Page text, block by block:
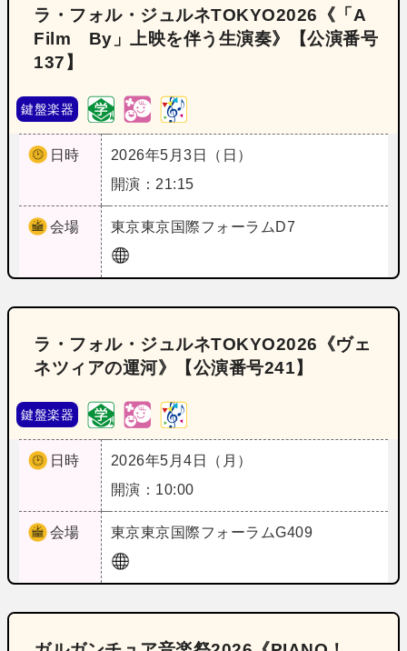
ラ・フォル・ジュルネTOKYO2026《「A
Film By」上映を伴う生演奏》【公演番号
137】
鍵盤楽器
日時
2026年5月3日（日）
開演：21:15
会場 東京東京国際フォーラムD7
ラ・フォル・ジュルネTOKYO2026《ヴェ
ネツィアの運河》【公演番号241】
鍵盤楽器
日時
2026年5月4日（月）
開演：10:00
会場 東京東京国際フォーラムG409